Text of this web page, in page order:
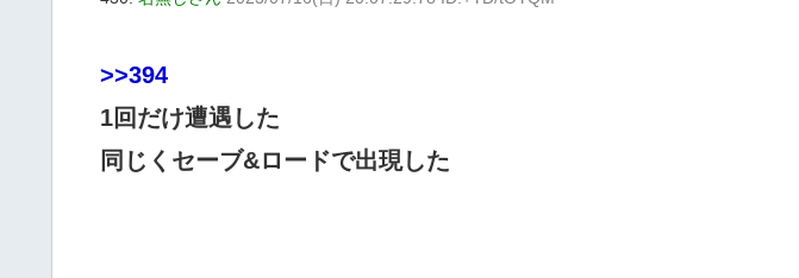
>>394
1回だけ遭遇した
同じくセーブ&ロードで出現した